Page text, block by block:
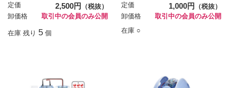
定価 2,500円
（税抜）
卸価格
取引中の会員のみ公開
在庫 残り 5 個
定価 1,000円
（税抜）
卸価格
取引中の会員のみ公開
在庫 ○